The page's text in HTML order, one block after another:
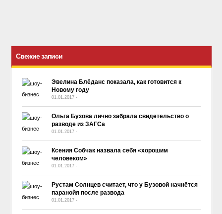
Свежие записи
Эвелина Блёданс показала, как готовится к
Новому году
01.01.2017 -
Ольга Бузова лично забрала свидетельство о
разводе из ЗАГСа
01.01.2017 -
Ксения Собчак назвала себя «хорошим
человеком»
01.01.2017 -
Рустам Солнцев считает, что у Бузовой начнётся
паранойя после развода
01.01.2017 -